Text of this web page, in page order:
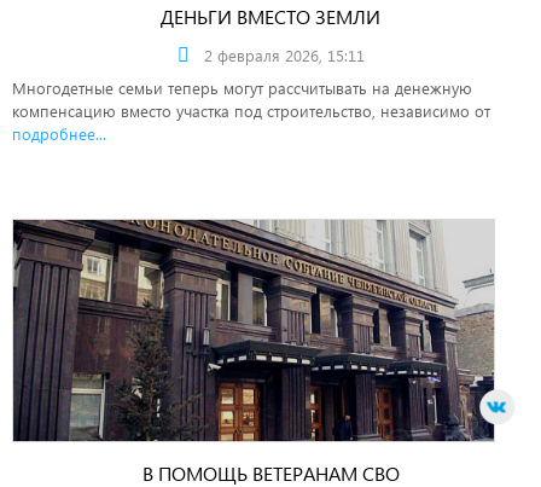
ДЕНЬГИ ВМЕСТО ЗЕМЛИ
2 февраля 2026, 15:11
Многодетные семьи теперь могут рассчитывать на денежную
компенсацию вместо участка под строительство, независимо от
подробнее...
В ПОМОЩЬ ВЕТЕРАНАМ СВО